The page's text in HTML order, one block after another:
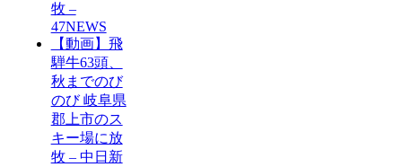
牧 –
47NEWS
【動画】飛
騨牛63頭、
秋までのび
のび 岐阜県
郡上市のス
キー場に放
牧 – 中日新